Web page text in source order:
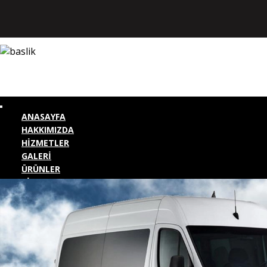
ANASAYFA
HAKKIMIZDA
HİZMETLER
GALERİ
ÜRÜNLER
BİZE ULAŞIN
KURUMSAL GİRİŞ